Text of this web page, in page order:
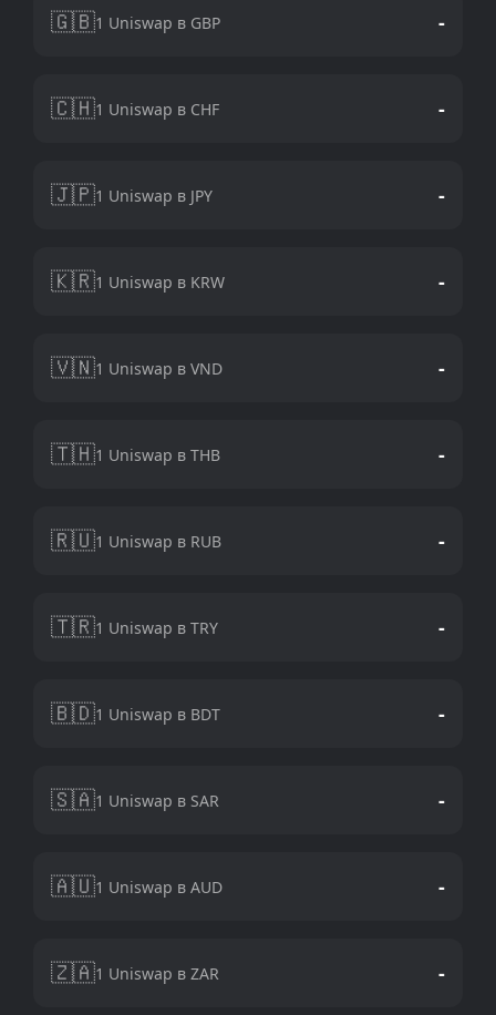
🇬🇧1 Uniswap в GBP -
🇨🇭1 Uniswap в CHF -
🇯🇵1 Uniswap в JPY -
🇰🇷1 Uniswap в KRW -
🇻🇳1 Uniswap в VND -
🇹🇭1 Uniswap в THB -
🇷🇺1 Uniswap в RUB -
🇹🇷1 Uniswap в TRY -
🇧🇩1 Uniswap в BDT -
🇸🇦1 Uniswap в SAR -
🇦🇺1 Uniswap в AUD -
🇿🇦1 Uniswap в ZAR -